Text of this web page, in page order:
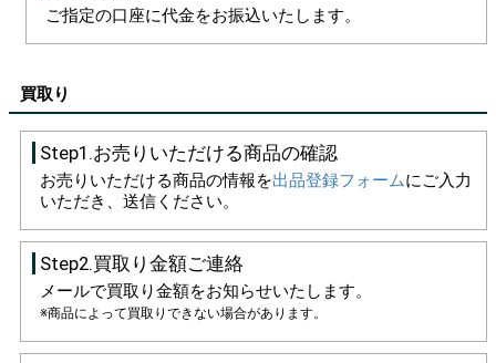
ご指定の口座に代金をお振込いたします。
買取り
Step1.お売りいただける商品の確認
お売りいただける商品の情報を出品登録フォームにご入力
いただき、送信ください。
Step2.買取り金額ご連絡
メールで買取り金額をお知らせいたします。
※商品によって買取りできない場合があります。